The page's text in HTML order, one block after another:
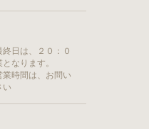
日は、２０：０
なります。
時間は、お問い
い